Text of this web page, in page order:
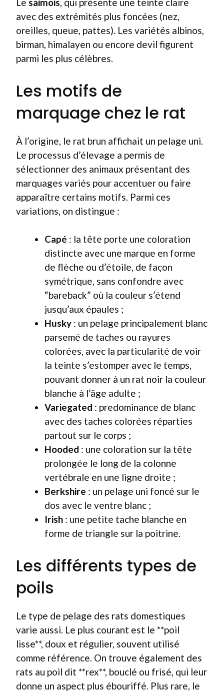
avec des extrémités plus foncées (nez,
oreilles, queue, pattes). Les variétés albinos,
birman, himalayen ou encore devil figurent
parmi les plus célèbres.
Les motifs de
marquage chez le rat
À l’origine, le rat brun affichait un pelage uni.
Le processus d’élevage a permis de
sélectionner des animaux présentant des
marquages variés pour accentuer ou faire
apparaître certains motifs. Parmi ces
variations, on distingue :
Capé : la tête porte une coloration
distincte avec une marque en forme
de flèche ou d’étoile, de façon
symétrique, sans confondre avec
“bareback” où la couleur s’étend
jusqu’aux épaules ;
Husky : un pelage principalement blanc
parsemé de taches ou rayures
colorées, avec la particularité de voir
la teinte s’estomper avec le temps,
pouvant donner à un rat noir la couleur
blanche à l’âge adulte ;
Variegated : predominance de blanc
avec des taches colorées réparties
partout sur le corps ;
Hooded : une coloration sur la tête
prolongée le long de la colonne
vertébrale en une ligne droite ;
Berkshire : un pelage uni foncé sur le
dos avec le ventre blanc ;
Irish : une petite tache blanche en
forme de triangle sur la poitrine.
Les différents types de
poils
Le type de pelage des rats domestiques
varie aussi. Le plus courant est le **poil
lisse**, doux et régulier, souvent utilisé
comme référence. On trouve également des
rats au poil dit **rex**, bouclé ou frisé, qui leur
donne un aspect plus ébouriffé. Plus rare, le